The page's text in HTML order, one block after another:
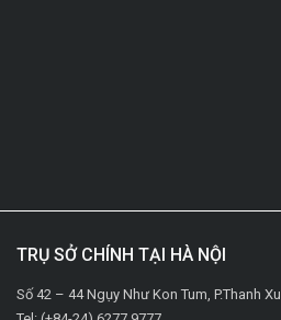
TRỤ SỞ CHÍNH TẠI HÀ NỘI
Số 42 – 44 Ngụy Như Kon Tum, P.Thanh